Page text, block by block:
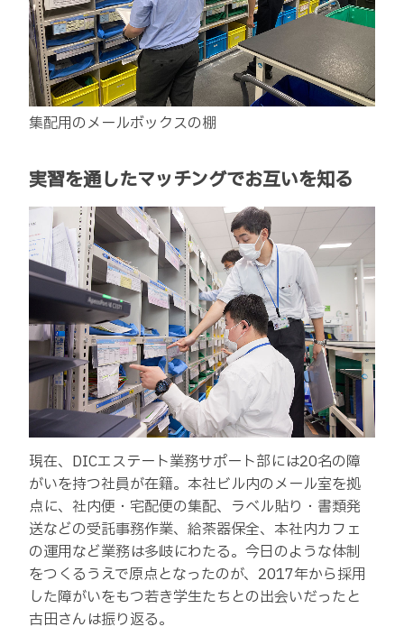
集配用のメールボックスの棚
実習を通したマッチングでお互いを知る
現在、DICエステート業務サポート部には20名の障
がいを持つ社員が在籍。本社ビル内のメール室を拠
点に、社内便・宅配便の集配、ラベル貼り・書類発
送などの受託事務作業、給茶器保全、本社内カフェ
の運用など業務は多岐にわたる。今日のような体制
をつくるうえで原点となったのが、2017年から採用
した障がいをもつ若き学生たちとの出会いだったと
古田さんは振り返る。